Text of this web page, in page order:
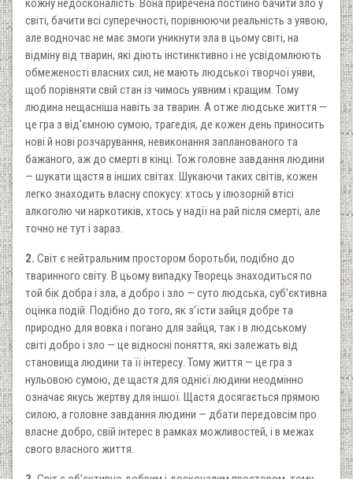
кожну недосконалість. Вона приречена постійно бачити зло у
світі, бачити всі суперечності, порівнюючи реальність з уявою,
але водночас не має змоги уникнути зла в цьому світі, на
відміну від тварин, які діють інстинктивно і не усвідомлюють
обмеженості власних сил, не мають людської творчої уяви,
щоб порівняти свій стан із чимось уявним і кращим. Тому
людина нещасніша навіть за тварин. А отже людське життя —
це гра з від’ємною сумою, трагедія, де кожен день приносить
нові й нові розчарування, невиконання запланованого та
бажаного, аж до смерті в кінці. Тож головне завдання людини
— шукати щастя в інших світах. Шукаючи таких світів, кожен
легко знаходить власну спокусу: хтось у ілюзорній втісі
алкоголю чи наркотиків, хтось у надії на рай після смерті, але
точно не тут і зараз.
2. Світ є нейтральним простором боротьби, подібно до
тваринного світу. В цьому випадку Творець знаходиться по
той бік добра і зла, а добро і зло — суто людська, суб’єктивна
оцінка подій. Подібно до того, як з’їсти зайця добре та
природно для вовка і погано для зайця, так і в людському
світі добро і зло — це відносні поняття, які залежать від
становища людини та її інтересу. Тому життя — це гра з
нульовою сумою, де щастя для однієї людини неодмінно
означає якусь жертву для іншої. Щастя досягається прямою
силою, а головне завдання людини — дбати передовсім про
власне добро, свій інтерес в рамках можливостей, і в межах
свого власного життя.